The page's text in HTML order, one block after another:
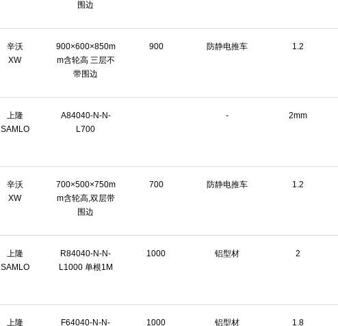
围边
辛沃
XW
900×600×850m
m含轮高 三层不
带围边
900 防静电推车 1.2
上隆
SAMLO
A84040-N-N-
L700
- 2mm
辛沃
XW
700×500×750m
m含轮高,双层带
围边
700 防静电推车 1.2
上隆
SAMLO
R84040-N-N-
L1000 单根1M
1000 铝型材 2
上隆
F64040-N-N-
1000 铝型材 1.8